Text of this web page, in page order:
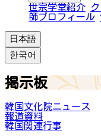
世宗学堂紹介
師プロフィール
日本語
한국어
掲示板
韓国文化院ニュース
報道資料
韓国関連行事